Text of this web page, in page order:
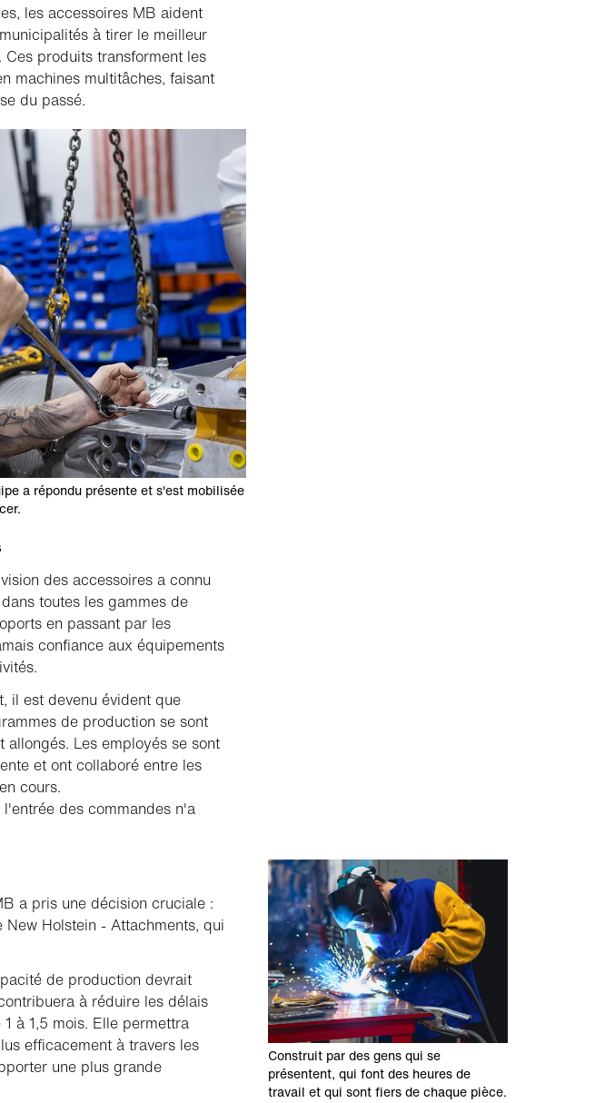
les accessoires MB aident
à tirer le meilleur
produits transforment les
machines multitâches, faisant
du passé.
a répondu présente et s'est mobilisée
des accessoires a connu
toutes les gammes de
en passant par les
confiance aux équipements
il est devenu évident que
de production se sont
Les employés se sont
et ont collaboré entre les
cours.
des commandes n'a
a pris une décision cruciale :
Holstein - Attachments, qui
de production devrait
à réduire les délais
à 1,5 mois. Elle permettra
efficacement à travers les
une plus grande
Construit par des gens qui se
présentent, qui font des heures de
travail et qui sont fiers de chaque pièce.